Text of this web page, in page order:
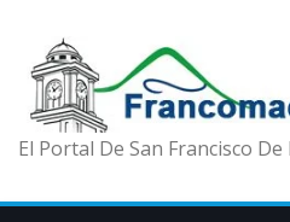
El Portal De San Francisco